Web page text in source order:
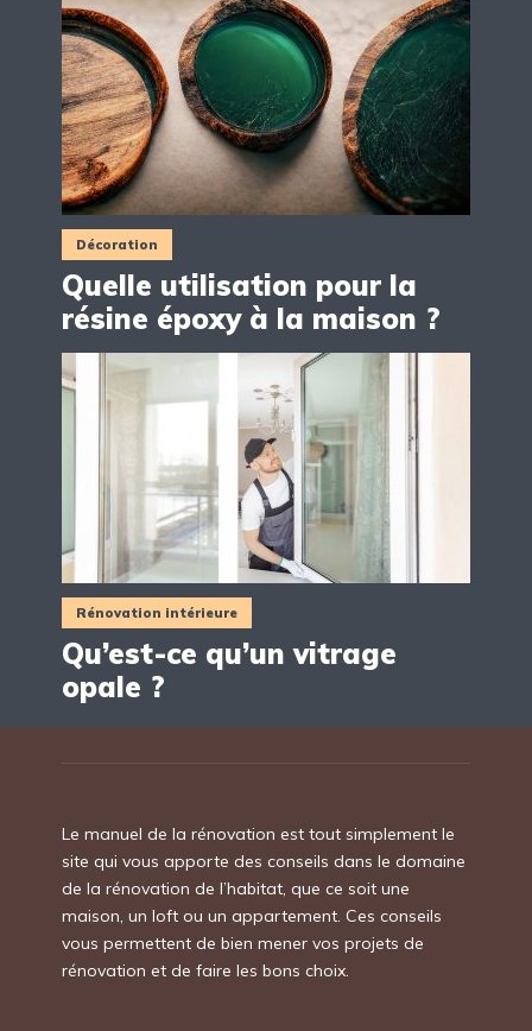
Décoration
Quelle utilisation pour la
résine époxy à la maison ?
Rénovation intérieure
Qu’est-ce qu’un vitrage
opale ?
Le manuel de la rénovation est tout simplement le
site qui vous apporte des conseils dans le domaine
de la rénovation de l’habitat, que ce soit une
maison, un loft ou un appartement. Ces conseils
vous permettent de bien mener vos projets de
rénovation et de faire les bons choix.